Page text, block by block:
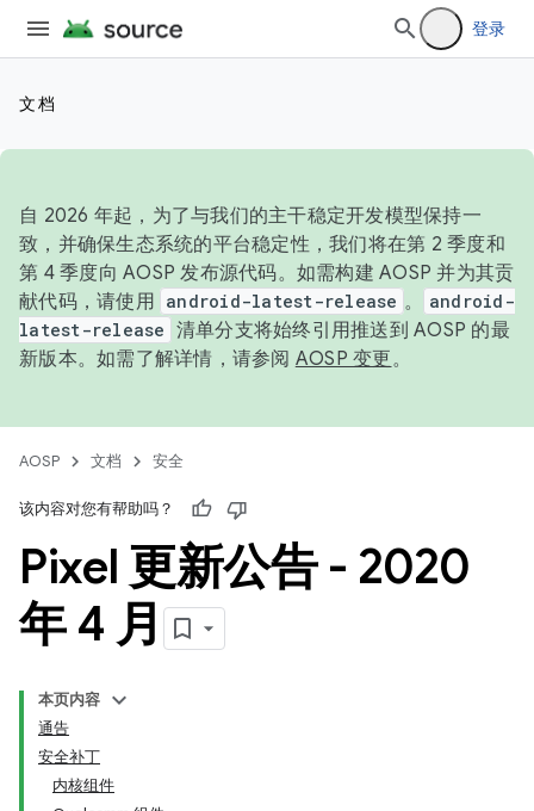
登录
文档
自 2026 年起，为了与我们的主干稳定开发模型保持一
致，并确保生态系统的平台稳定性，我们将在第 2 季度和
第 4 季度向 AOSP 发布源代码。如需构建 AOSP 并为其贡
献代码，请使用 android-latest-release 。
android-
latest-release 清单分支将始终引用推送到 AOSP 的最
新版本。如需了解详情，请参阅 AOSP 变更。
AOSP 文档 安全
该内容对您有帮助吗？
Pixel 更新公告 - 2020
年 4 月
本页内容
通告
安全补丁
内核组件